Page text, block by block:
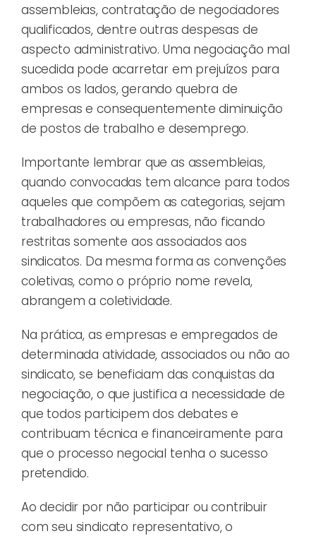
assembleias, contratação de negociadores
qualificados, dentre outras despesas de
aspecto administrativo. Uma negociação mal
sucedida pode acarretar em prejuízos para
ambos os lados, gerando quebra de
empresas e consequentemente diminuição
de postos de trabalho e desemprego.
Importante lembrar que as assembleias,
quando convocadas tem alcance para todos
aqueles que compõem as categorias, sejam
trabalhadores ou empresas, não ficando
restritas somente aos associados aos
sindicatos. Da mesma forma as convenções
coletivas, como o próprio nome revela,
abrangem a coletividade.
Na prática, as empresas e empregados de
determinada atividade, associados ou não ao
sindicato, se beneficiam das conquistas da
negociação, o que justifica a necessidade de
que todos participem dos debates e
contribuam técnica e financeiramente para
que o processo negocial tenha o sucesso
pretendido.
Ao decidir por não participar ou contribuir
com seu sindicato representativo, o